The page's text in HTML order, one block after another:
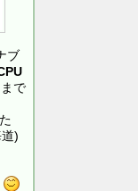
ブ
まで
)